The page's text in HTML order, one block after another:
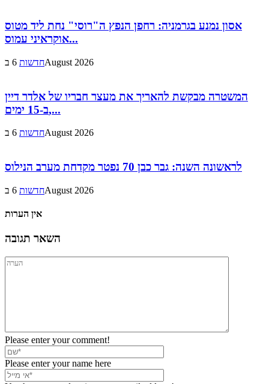
אסון נמנע בגרמניה: רחפן הנפץ ה"רוסי" נחת ליד מטוס
אוקראיני עמוס...
חדשות6 בAugust 2026
המשטרה מבקשת להאריך את מעצר חבריו של אלדר דיין
ב-15 ימים,...
חדשות6 בAugust 2026
לראשונה השנה: גבר כבן 70 נפטר מקדחת מערב הנילוס
חדשות6 בAugust 2026
אין הערות
השאר תגובה
Please enter your comment!
Please enter your name here